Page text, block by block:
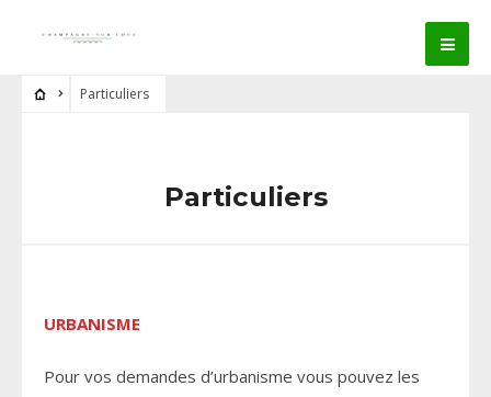
Particuliers
Particuliers
URBANISME
Pour vos demandes d’urbanisme vous pouvez les